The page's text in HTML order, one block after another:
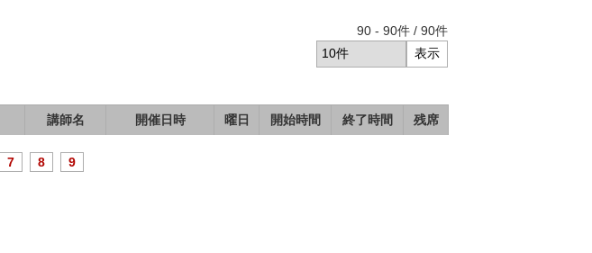
90 - 90件 / 90件
講師名 開催日時 曜日 開始時間 終了時間 残席
7 8 9